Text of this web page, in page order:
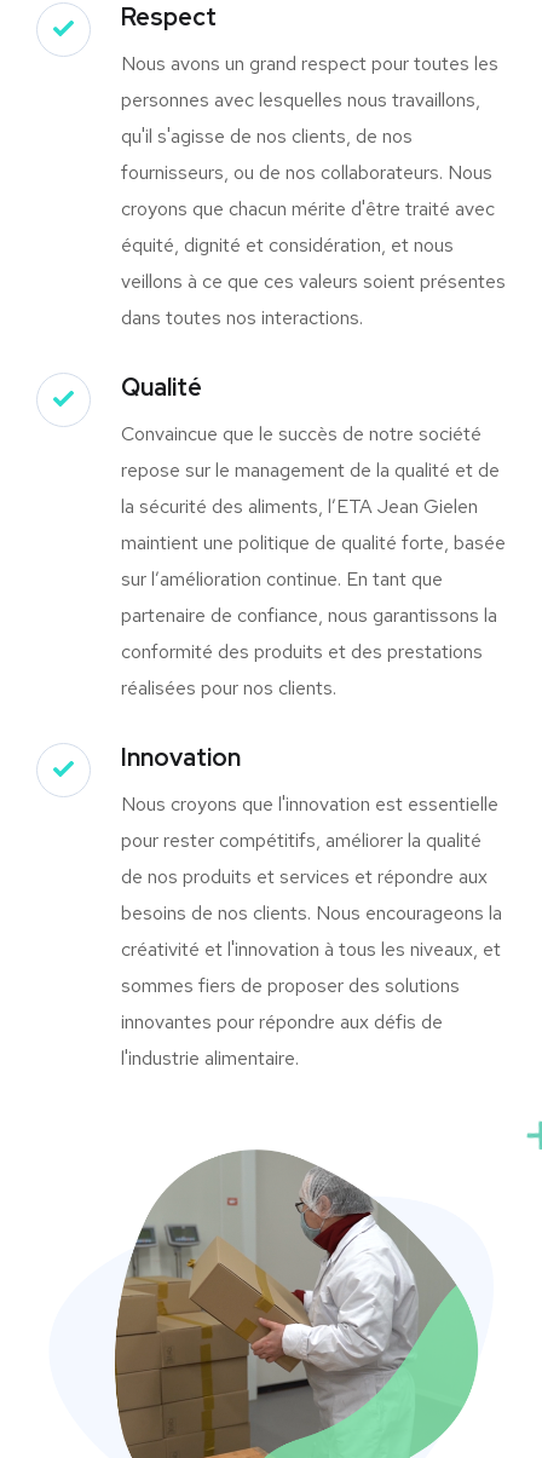
Respect
Nous avons un grand respect pour toutes les
personnes avec lesquelles nous travaillons,
qu'il s'agisse de nos clients, de nos
fournisseurs, ou de nos collaborateurs. Nous
croyons que chacun mérite d'être traité avec
équité, dignité et considération, et nous
veillons à ce que ces valeurs soient présentes
dans toutes nos interactions.
Qualité
Convaincue que le succès de notre société
repose sur le management de la qualité et de
la sécurité des aliments, l’ETA Jean Gielen
maintient une politique de qualité forte, basée
sur l’amélioration continue. En tant que
partenaire de confiance, nous garantissons la
conformité des produits et des prestations
réalisées pour nos clients.
Innovation
Nous croyons que l'innovation est essentielle
pour rester compétitifs, améliorer la qualité
de nos produits et services et répondre aux
besoins de nos clients. Nous encourageons la
créativité et l'innovation à tous les niveaux, et
sommes fiers de proposer des solutions
innovantes pour répondre aux défis de
l'industrie alimentaire.